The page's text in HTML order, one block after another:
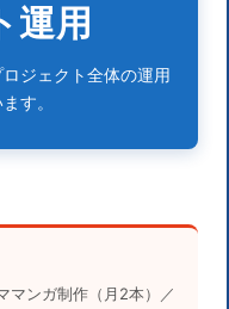
運用
ジェクト全体の運用
す。
マンガ制作（月2本）／